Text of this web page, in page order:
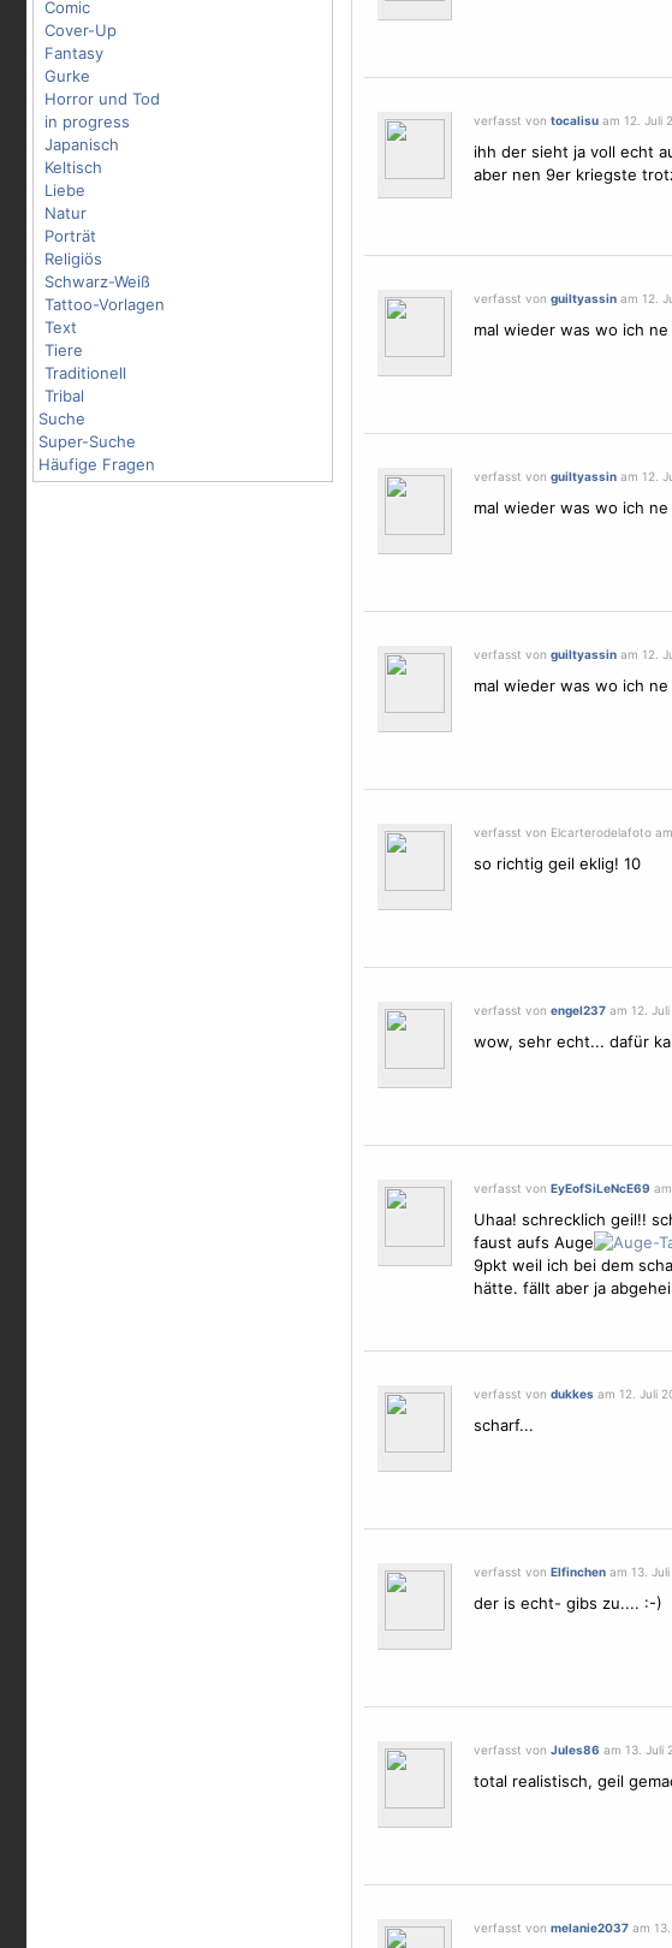
Comic
Cover-Up
Fantasy
Gurke
Horror und Tod
in progress
Japanisch
Keltisch
Liebe
Natur
Porträt
Religiös
Schwarz-Weiß
Tattoo-Vorlagen
Text
Tiere
Traditionell
Tribal
Suche
Super-Suche
Häufige Fragen
verfasst von tocalisuam 12. Juli
ihh der sieht ja voll echt
aber nen 9er kriegste
verfasst von guiltyassinam 12.
mal wieder was wo ich ne
verfasst von guiltyassinam 12.
mal wieder was wo ich ne
verfasst von guiltyassinam 12.
mal wieder was wo ich ne
verfasst von Elcarterodelafoto
so richtig geil eklig! 10
verfasst von engel237am 12. Juli
wow, sehr echt... dafür
verfasst von EyEofSiLeNcE69
Uhaa! schrecklich geil!!
faust aufs Auge
9pkt weil ich bei dem
hätte. fällt aber ja
verfasst von dukkesam 12. Juli
scharf...
verfasst von Elfinchenam 13. Juli
der is echt- gibs zu.... :-)
verfasst von Jules86 am 13. Juli
total realistisch, geil
verfasst von melanie2037am 13.